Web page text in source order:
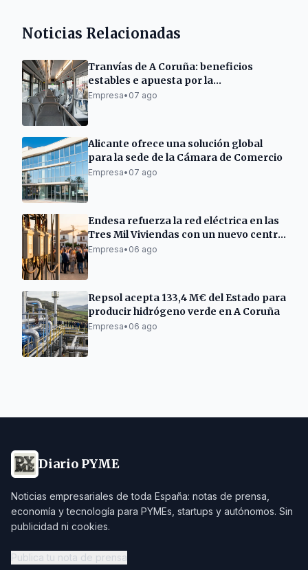
Noticias Relacionadas
Tranvías de A Coruña: beneficios
estables e apuesta por la
electromovilidad
Empresa• 07 ago
Alicante ofrece una solución global
para la sede de la Cámara de Comercio
Empresa• 07 ago
Endesa refuerza la red eléctrica en las
Tres Mil Viviendas con un nuevo centro
de transformación
Empresa• 06 ago
Repsol acepta 133,4 M€ del Estado para
producir hidrógeno verde en A Coruña
Empresa• 06 ago
Diario PYME
Noticias empresariales de toda España: notas de prensa,
economía y tecnología para PYMEs, startups y autónomos. Sin
publicidad ni cookies.
Publica tu nota de prensa